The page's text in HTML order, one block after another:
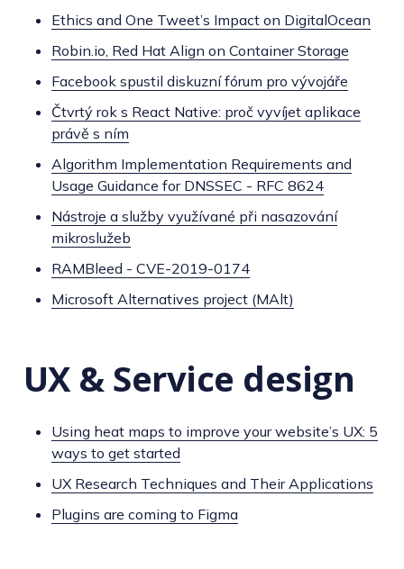
Ethics and One Tweet’s Impact on DigitalOcean
Robin.io, Red Hat Align on Container Storage
Facebook spustil diskuzní fórum pro vývojáře
Čtvrtý rok s React Native: proč vyvíjet aplikace
právě s ním
Algorithm Implementation Requirements and
Usage Guidance for DNSSEC - RFC 8624
Nástroje a služby využívané při nasazování
mikroslužeb
RAMBleed - CVE-2019-0174
Microsoft Alternatives project (MAlt)
UX & Service design
Using heat maps to improve your website’s UX: 5
ways to get started
UX Research Techniques and Their Applications
Plugins are coming to Figma